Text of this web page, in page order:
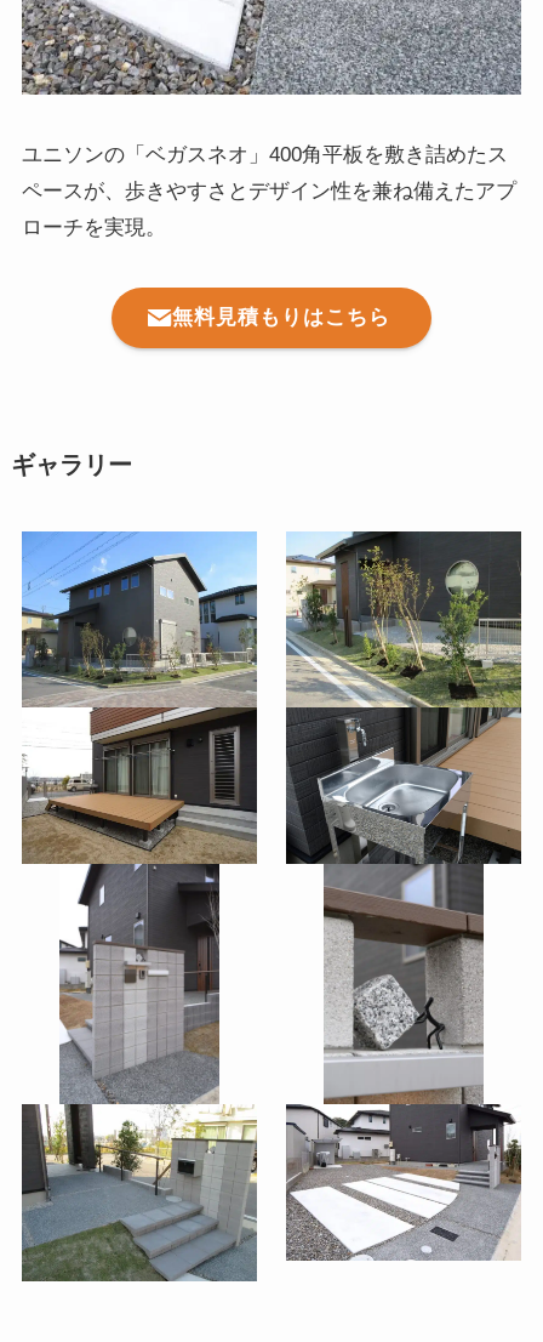
ユニソンの「ベガスネオ」400角平板を敷き詰めたス
ペースが、歩きやすさとデザイン性を兼ね備えたアプ
ローチを実現。
無料見積もりはこちら
ギャラリー